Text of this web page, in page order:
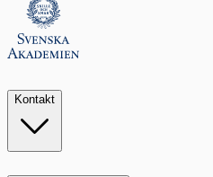
Kontakt